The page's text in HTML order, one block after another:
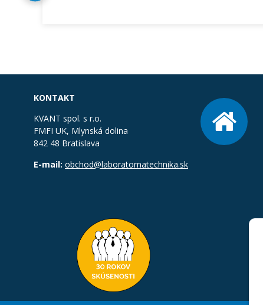
KONTAKT
KVANT spol. s r.o.
FMFI UK, Mlynská dolina
842 48 Bratislava
E-mail: obchod@laboratornatechnika.sk